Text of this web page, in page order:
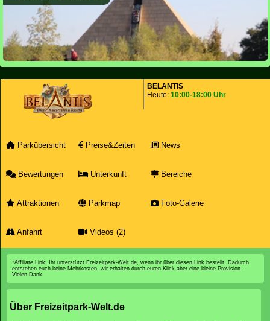
BELANTIS
Heute: 10:00-18:00 Uhr
Parkübersicht Preise&Zeiten News
Bewertungen Unterkunft Bereiche
Attraktionen Parkmap Foto-Galerie
Anfahrt Videos (2)
*Affiliate Link: Ihr unterstützt Freizeitpark-Welt.de, wenn ihr über diesen Link bestellt. Dadurch
entstehen euch keine Mehrkosten, wir erhalten durch euren Klick aber eine kleine Provision.
Vielen Dank.
Über Freizeitpark-Welt.de